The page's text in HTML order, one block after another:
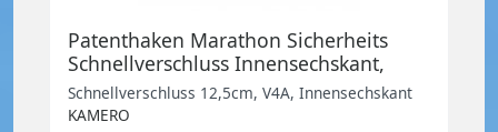
Patenthaken Marathon Sicherheits
Schnellverschluss Innensechskant,
12,5cm, V4A
Schnellverschluss 12,5cm, V4A, Innensechskant
KAMERO